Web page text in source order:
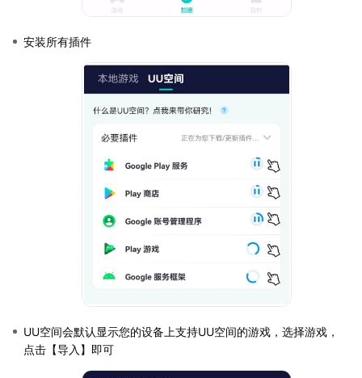
安装所有插件
UU空间会默认显示您的设备上支持UU空间的游戏，选择游戏，
点击【导入】即可